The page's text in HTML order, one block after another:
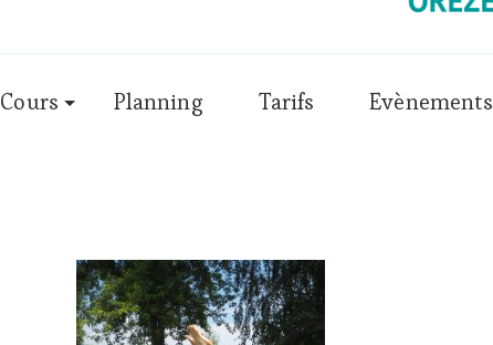
Cours Planning Tarifs Evènements